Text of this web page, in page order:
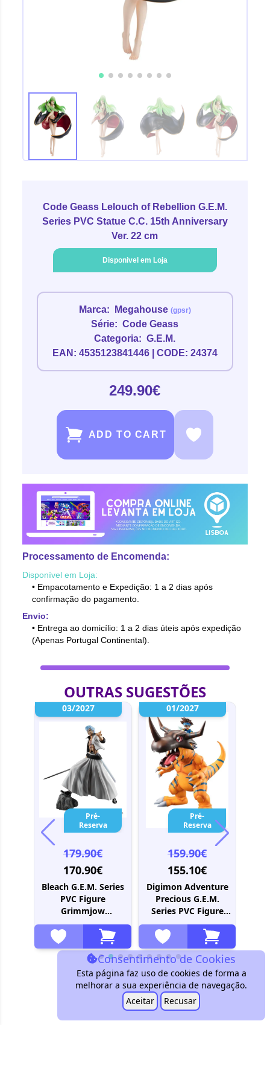
Code Geass Lelouch of Rebellion G.E.M.
Series PVC Statue C.C. 15th Anniversary
Ver. 22 cm
Disponivel em Loja
Marca: Megahouse (gpsr)
Série: Code Geass
Categoria: G.E.M.
EAN: 4535123841446 | CODE: 24374
249.90€
ADD TO CART
Processamento de Encomenda:
Disponível em Loja:
• Empacotamento e Expedição: 1 a 2 dias após
confirmação do pagamento.
Envio:
• Entrega ao domicílio: 1 a 2 dias úteis após expedição
(Apenas Portugal Continental).
OUTRAS SUGESTÕES
-5%03/2027
Pré-
Reserva
179.90€
170.90€
Bleach G.E.M. Series
PVC Figure
Grimmjow
Jaegerjaquez 25 cm
(Repeat)
-3%01/2027
Pré-
Reserva
159.90€
155.10€
Digimon Adventure
Precious G.E.M.
Series PVC Figure
Greymon & Taichi
Yagami 25 cm
(Repeat)
Consentimento de Cookies
Esta página faz uso de cookies de forma a
melhorar a sua experiência de navegação.
Aceitar
Recusar